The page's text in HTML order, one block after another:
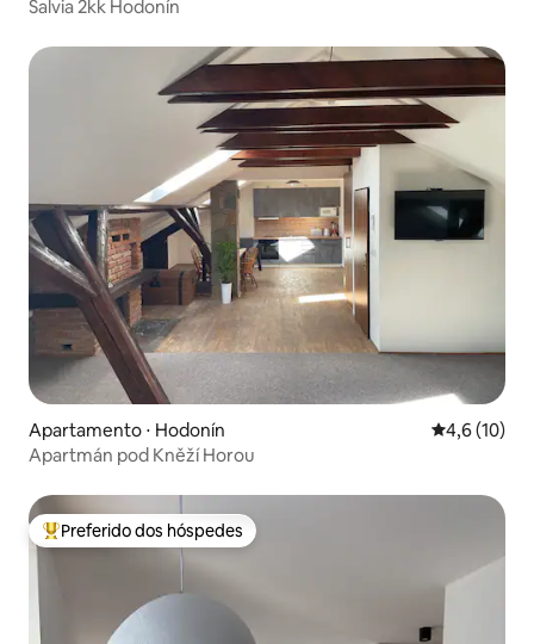
Salvia 2kk Hodonín
Apartamento ⋅ Hodonín 4,6 de uma
4,6 (10)
Apartmán pod Kněží Horou
Entre os melhores preferidos dos hóspedes
Preferido dos hóspedes